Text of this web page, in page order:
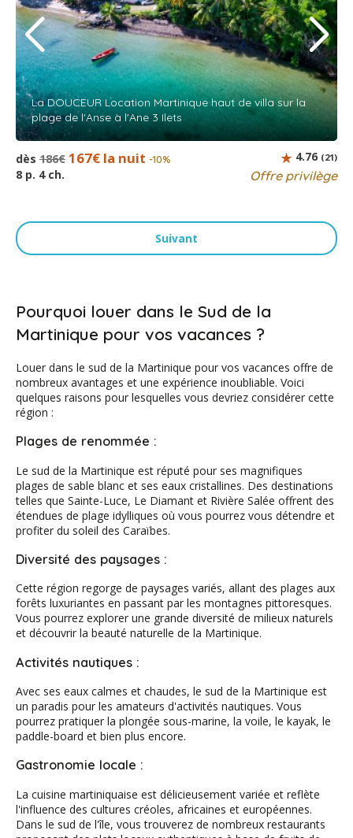
La DOUCEUR Location Martinique haut de villa sur la
plage de l'Anse à l'Ane 3 Ilets
dès 186€ 167€ la nuit -10%
8 p. 4 ch. Offre privilège
4.76 (21)
Suivant
Pourquoi louer dans le Sud de la
Martinique pour vos vacances ?
Louer dans le sud de la Martinique pour vos vacances offre de
nombreux avantages et une expérience inoubliable. Voici
quelques raisons pour lesquelles vous devriez considérer cette
région :
Plages de renommée :
Le sud de la Martinique est réputé pour ses magnifiques
plages de sable blanc et ses eaux cristallines. Des destinations
telles que Sainte-Luce, Le Diamant et Rivière Salée offrent des
étendues de plage idylliques où vous pourrez vous détendre et
profiter du soleil des Caraïbes.
Diversité des paysages :
Cette région regorge de paysages variés, allant des plages aux
forêts luxuriantes en passant par les montagnes pittoresques.
Vous pourrez explorer une grande diversité de milieux naturels
et découvrir la beauté naturelle de la Martinique.
Activités nautiques :
Avec ses eaux calmes et chaudes, le sud de la Martinique est
un paradis pour les amateurs d'activités nautiques. Vous
pourrez pratiquer la plongée sous-marine, la voile, le kayak, le
paddle-board et bien plus encore.
Gastronomie locale :
La cuisine martiniquaise est délicieusement variée et reflète
l'influence des cultures créoles, africaines et européennes.
Dans le sud de l'île, vous trouverez de nombreux restaurants